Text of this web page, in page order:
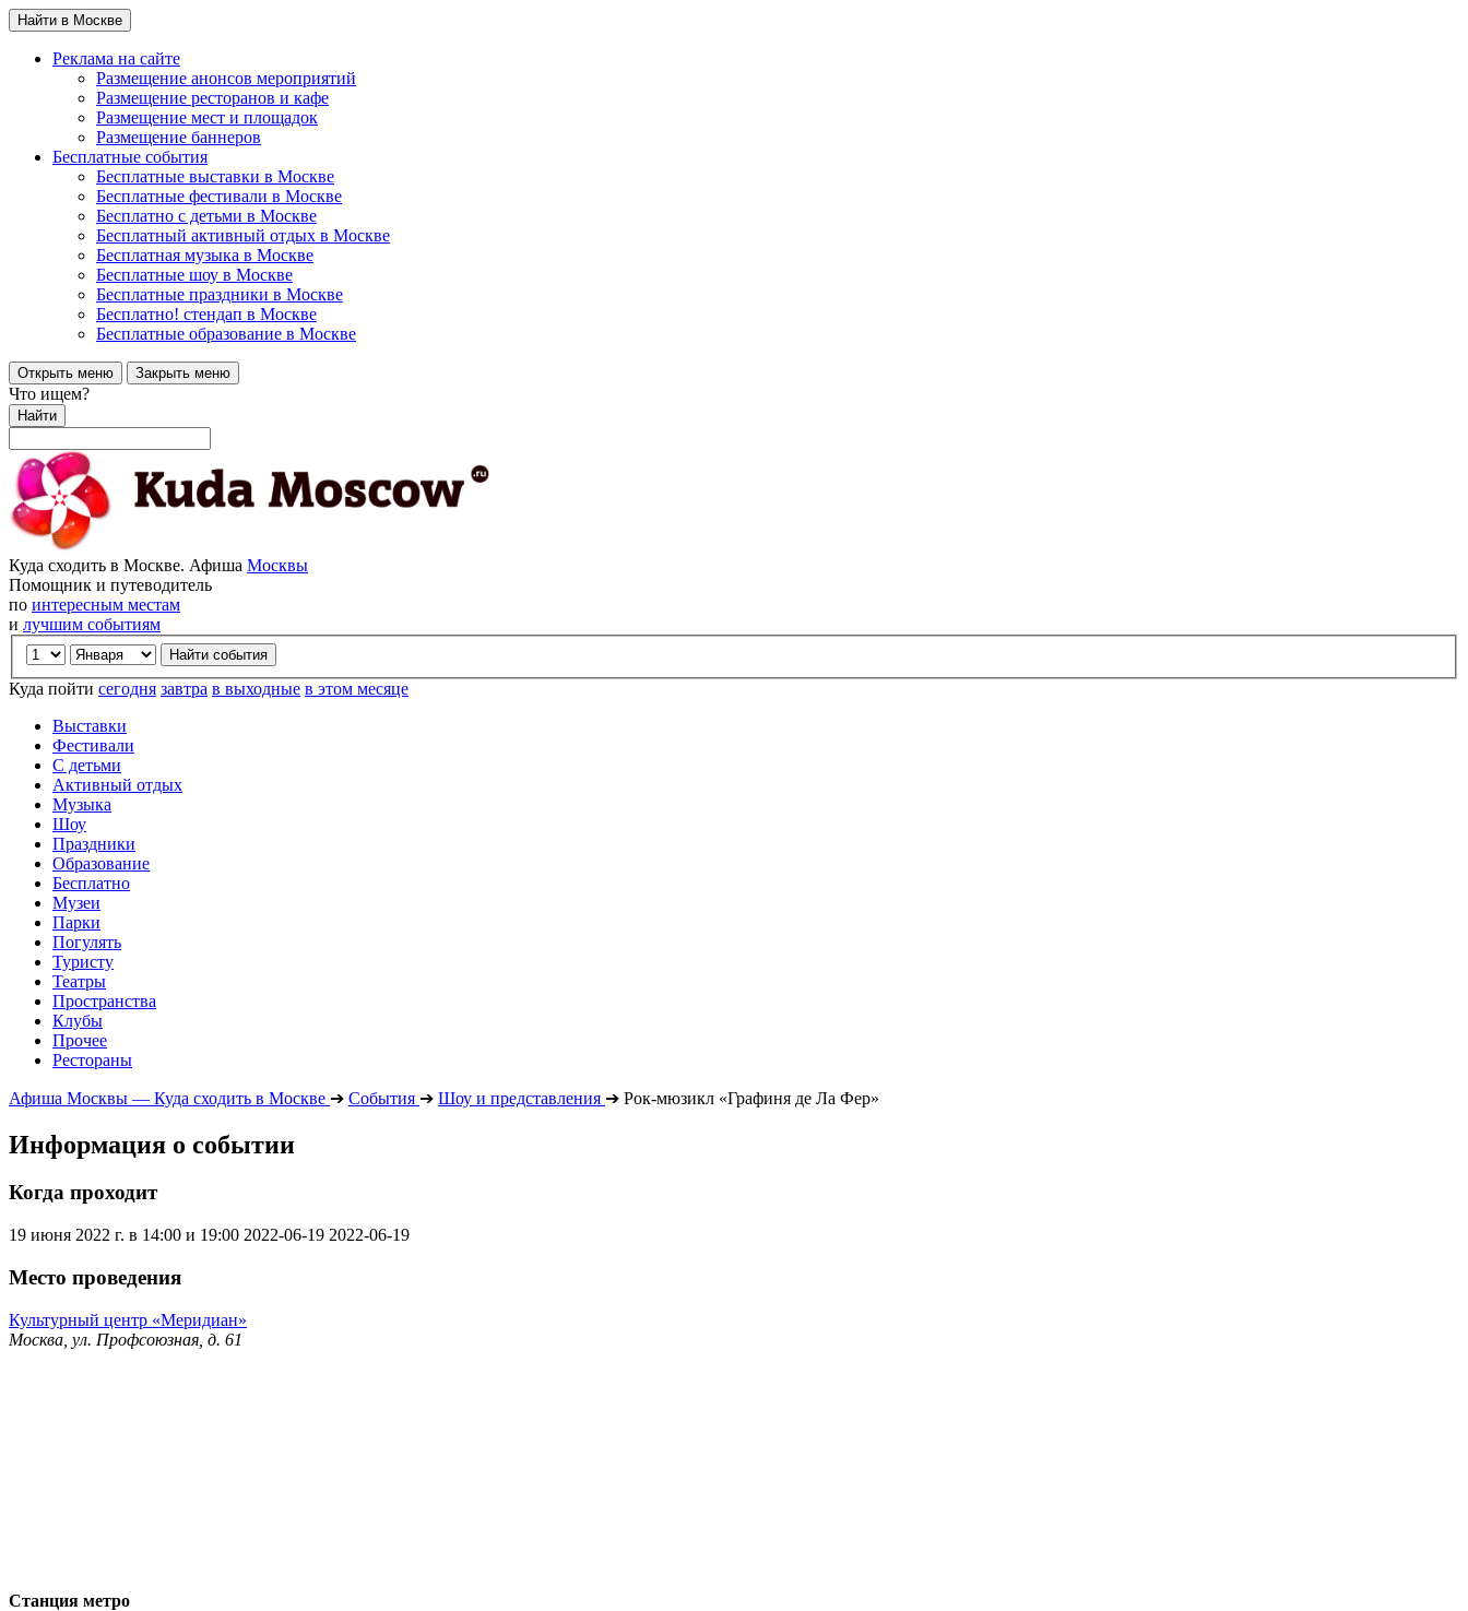
Найти в Москве
Реклама на сайте
Размещение анонсов мероприятий
Размещение ресторанов и кафе
Размещение мест и площадок
Размещение баннеров
Бесплатные события
Бесплатные выставки в Москве
Бесплатные фестивали в Москве
Бесплатно с детьми в Москве
Бесплатный активный отдых в Москве
Бесплатная музыка в Москве
Бесплатные шоу в Москве
Бесплатные праздники в Москве
Бесплатно! стендап в Москве
Бесплатные образование в Москве
Открыть меню Закрыть меню
Что ищем?
Найти
Куда сходить в Москве. Афиша Москвы
Помощник и путеводитель
по интересным местам
и лучшим событиям
Куда пойти сегодня завтра в выходные в этом месяце
Выставки
Фестивали
С детьми
Активный отдых
Музыка
Шоу
Праздники
Образование
Бесплатно
Музеи
Парки
Погулять
Туристу
Театры
Пространства
Клубы
Прочее
Рестораны
Афиша Москвы — Куда сходить в Москве ➔ События ➔ Шоу и представления ➔ Рок-мюзикл «Графиня де Ла Фер»
Информация о событии
Когда проходит
19 июня 2022 г. в 14:00 и 19:00 2022-06-19 2022-06-19
Место проведения
Культурный центр «Меридиан»
Москва, ул. Профсоюзная, д. 61
Станция метро